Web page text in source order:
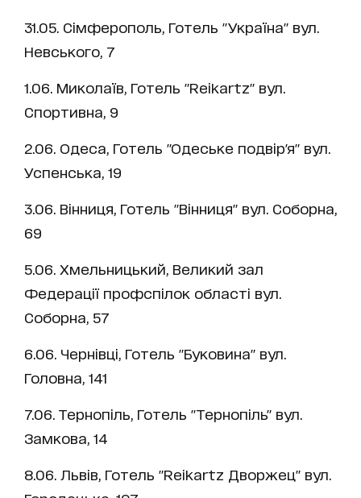
31.05. Сімферополь, Готель "Україна" вул.
Невського, 7
1.06. Миколаїв, Готель "Reikartz" вул.
Спортивна, 9
2.06. Одеса, Готель "Одеське подвір'я" вул.
Успенська, 19
3.06. Вінниця, Готель "Вінниця" вул. Соборна,
69
5.06. Хмельницький, Великий зал
Федерації профспілок області вул.
Соборна, 57
6.06. Чернівці, Готель "Буковина" вул.
Головна, 141
7.06. Тернопіль, Готель "Тернопіль" вул.
Замкова, 14
8.06. Львів, Готель "Reikartz Дворжец" вул.